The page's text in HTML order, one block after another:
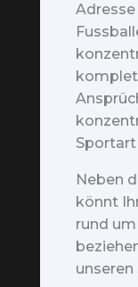
Sportart
Neben
könnt
rund
unseren